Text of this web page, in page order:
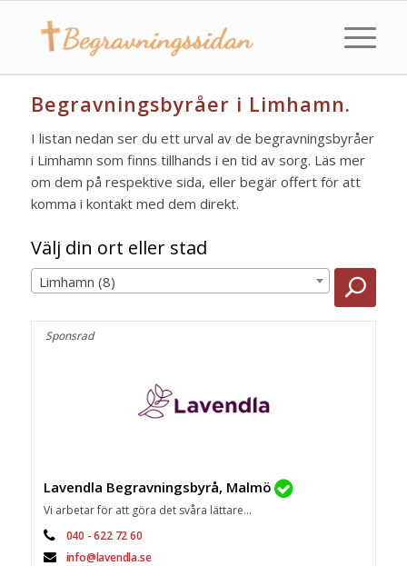
Begravningsbyråer i Limhamn.
I listan nedan ser du ett urval av de begravningsbyråer
i Limhamn som finns tillhands i en tid av sorg. Läs mer
om dem på respektive sida, eller begär offert för att
komma i kontakt med dem direkt.
Välj din ort eller stad
Limhamn (8)
Sponsrad
Lavendla Begravningsbyrå, Malmö
Vi arbetar för att göra det svåra lättare...
040 - 622 72 60
info@lavendla.se